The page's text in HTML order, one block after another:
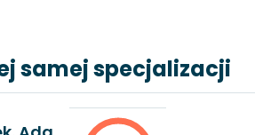
samej specjalizacji